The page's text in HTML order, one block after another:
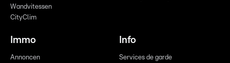
Wandvitessen
CityClim
Immo
Annoncen
Info
Services de garde